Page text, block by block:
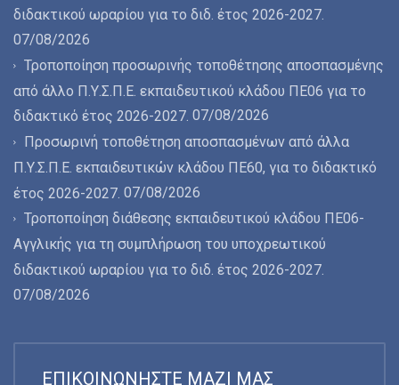
διδακτικού ωραρίου για το διδ. έτος 2026-2027.
07/08/2026
Τροποποίηση προσωρινής τοποθέτησης αποσπασμένης
από άλλο Π.Υ.Σ.Π.Ε. εκπαιδευτικού κλάδου ΠΕ06 για το
διδακτικό έτος 2026-2027. 07/08/2026
Προσωρινή τοποθέτηση αποσπασμένων από άλλα
Π.Υ.Σ.Π.Ε. εκπαιδευτικών κλάδου ΠΕ60, για το διδακτικό
έτος 2026-2027. 07/08/2026
Τροποποίηση διάθεσης εκπαιδευτικού κλάδου ΠΕ06-
Αγγλικής για τη συμπλήρωση του υποχρεωτικού
διδακτικού ωραρίου για το διδ. έτος 2026-2027.
07/08/2026
ΕΠΙΚΟΙΝΩΝΉΣΤΕ ΜΑΖΊ ΜΑΣ